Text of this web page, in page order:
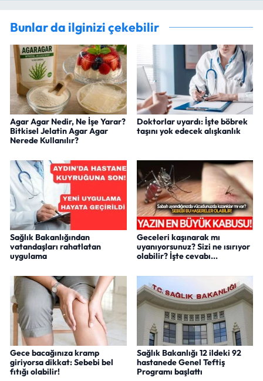
Bunlar da ilginizi çekebilir
Agar Agar Nedir, Ne İşe Yarar?
Bitkisel Jelatin Agar Agar
Nerede Kullanılır?
Doktorlar uyardı: İşte böbrek
taşını yok edecek alışkanlık
Sağlık Bakanlığından
vatandaşları rahatlatan
uygulama
Geceleri kaşınarak mı
uyanıyorsunuz? Sizi ne ısırıyor
olabilir? İşte cevabı...
Gece bacağınıza kramp
giriyorsa dikkat: Sebebi bel
fıtığı olabilir!
Sağlık Bakanlığı 12 ildeki 92
hastanede Genel Teftiş
Programı başlattı